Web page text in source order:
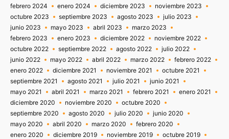
febrero 2024
enero 2024 diciembre 2023
noviembre 2023
octubre 2023
septiembre 2023 agosto 2023
julio 2023
junio 2023
mayo 2023 abril 2023
marzo 2023
febrero 2023
enero 2023 diciembre 2022
noviembre 2022
octubre 2022
septiembre 2022 agosto 2022
julio 2022
junio 2022
mayo 2022 abril 2022 marzo 2022
febrero 2022
enero 2022
diciembre 2021 noviembre 2021
octubre 2021
septiembre 2021
agosto 2021 julio 2021
junio 2021
mayo 2021
abril 2021 marzo 2021 febrero 2021
enero 2021
diciembre 2020
noviembre 2020
octubre 2020
septiembre 2020
agosto 2020 julio 2020
junio 2020
mayo 2020
abril 2020 marzo 2020
febrero 2020
enero 2020
diciembre 2019 noviembre 2019
octubre 2019